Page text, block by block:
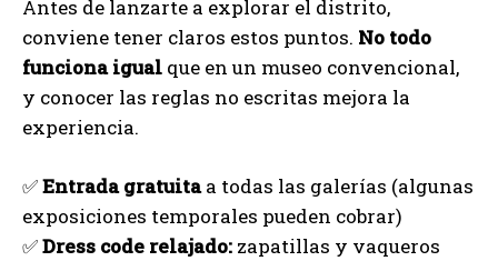
Antes de lanzarte a explorar el distrito,
conviene tener claros estos puntos. No todo
funciona igual que en un museo convencional,
y conocer las reglas no escritas mejora la
experiencia.
✅Entrada gratuitaa todas las galerías (algunas
exposiciones temporales pueden cobrar)
✅Dress code relajado: zapatillas y vaqueros